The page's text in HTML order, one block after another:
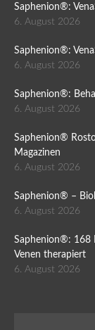
Saphenion®:
6. August 2026
Saphenion®:
6. August 2026
Saphenion®:
6. August 2026
Saphenion®
Magazinen
6. August 2026
Saphenion® –
6. August 2026
Saphenion®: 168
Venen therapiert
6. August 2026